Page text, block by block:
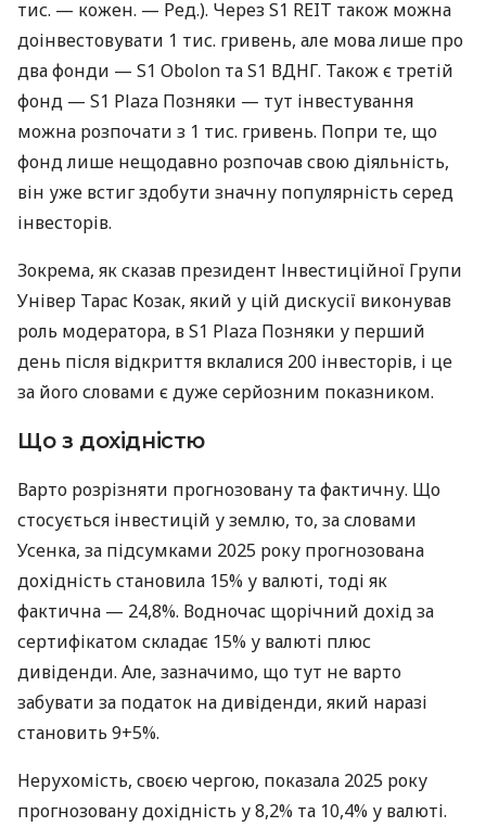
тис. — кожен. — Ред.). Через S1 REIT також можна
доінвестовувати 1 тис. гривень, але мова лише про
два фонди — S1 Obolon та S1 ВДНГ. Також є третій
фонд — S1 Plaza Позняки — тут інвестування
можна розпочати з 1 тис. гривень. Попри те, що
фонд лише нещодавно розпочав свою діяльність,
він уже встиг здобути значну популярність серед
інвесторів.
Зокрема, як сказав президент Інвестиційної Групи
Універ Тарас Козак, який у цій дискусії виконував
роль модератора, в S1 Plaza Позняки у перший
день після відкриття вклалися 200 інвесторів, і це
за його словами є дуже серйозним показником.
Що з дохідністю
Варто розрізняти прогнозовану та фактичну. Що
стосується інвестицій у землю, то, за словами
Усенка, за підсумками 2025 року прогнозована
дохідність становила 15% у валюті, тоді як
фактична — 24,8%. Водночас щорічний дохід за
сертифікатом складає 15% у валюті плюс
дивіденди. Але, зазначимо, що тут не варто
забувати за податок на дивіденди, який наразі
становить 9+5%.
Нерухомість, своєю чергою, показала 2025 року
прогнозовану дохідність у 8,2% та 10,4% у валюті.